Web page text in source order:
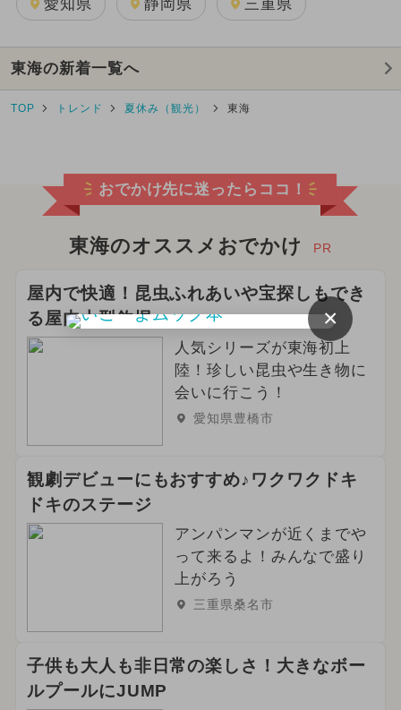
愛知県 静岡県 三重県
東海の新着一覧へ
TOP トレンド 夏休み（観光） 東海
おでかけ先に迷ったらココ！
東海のオススメおでかけ PR
屋内で快適！昆虫ふれあいや宝探しもでき
る屋内大型釣堀
人気シリーズが東海初上
陸！珍しい昆虫や生き物に
会いに行こう！
愛知県豊橋市
観劇デビューにもおすすめ♪ワクワクドキ
ドキのステージ
アンパンマンが近くまでや
って来るよ！みんなで盛り
上がろう
三重県桑名市
子供も大人も非日常の楽しさ！大きなボー
ルプールにJUMP
×